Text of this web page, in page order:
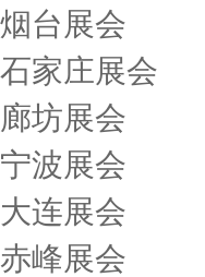
烟台展会
石家庄展会
廊坊展会
宁波展会
大连展会
赤峰展会